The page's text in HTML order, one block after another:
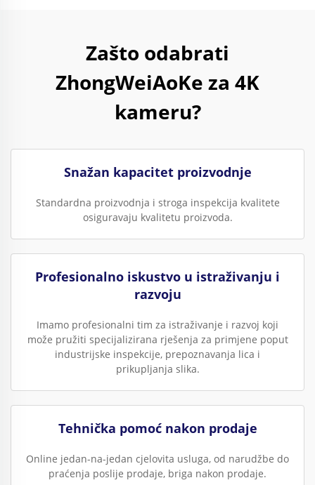
Zašto odabrati
ZhongWeiAoKe za 4K
kameru?
Snažan kapacitet proizvodnje
Standardna proizvodnja i stroga inspekcija kvalitete
osiguravaju kvalitetu proizvoda.
Profesionalno iskustvo u istraživanju i
razvoju
Imamo profesionalni tim za istraživanje i razvoj koji
može pružiti specijalizirana rješenja za primjene poput
industrijske inspekcije, prepoznavanja lica i
prikupljanja slika.
Tehnička pomoć nakon prodaje
Online jedan-na-jedan cjelovita usluga, od narudžbe do
praćenja poslije prodaje, briga nakon prodaje.